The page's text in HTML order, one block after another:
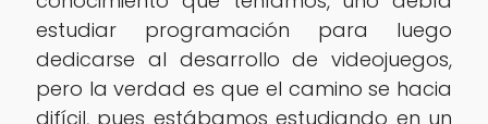
estudiar programación para luego
dedicarse al desarrollo de videojuegos,
pero la verdad es que el camino se hacia
difícil, pues estábamos estudiando en un